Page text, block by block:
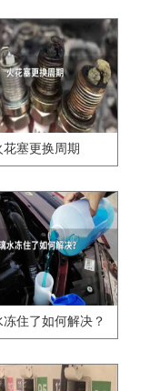
花塞更换周期
冻住了如何解决？